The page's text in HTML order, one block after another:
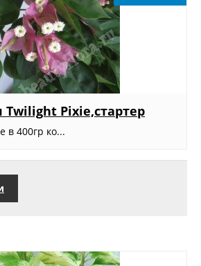
Twilight Pixie,стартер
в 400гр ко...